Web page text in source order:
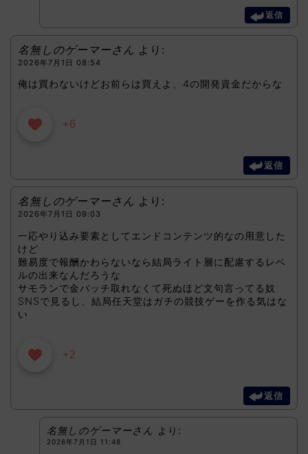
返信
名無しのゲーマーさん より:
2026年7月1日 08:54
俺は買わないけどお前らは買えよ、4の開発資金だからな
+6
返信
名無しのゲーマーさん より:
2026年7月1日 09:03
一応やり込み要素としてエンドコンテンツ的なの用意した
けど
難易度で報酬かわらないなら結局ライト層に配慮するレベ
ルの出来なんだろうな
サモランで金バッチ取れなくて死ぬほど文句言ってる奴
SNSで見るし、結局任天堂はガチの競技ゲーを作る気はな
い
+2
返信
名無しのゲーマーさん より:
2026年7月1日 11:48